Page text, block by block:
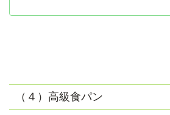
（４）高級食パン